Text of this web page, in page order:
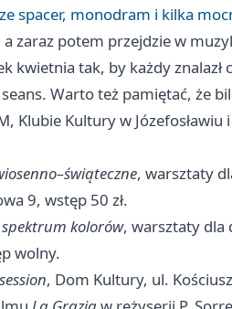
spacer, monodram i kilka
zaraz potem przejdzie w
kwietnia tak, by każdy
Warto też pamiętać, że
Klubie Kultury w Józefosławiu
, warsztaty
9, wstęp 50 zł.
spektrum kolorów, warsztaty dla
wolny.
, Dom Kultury, ul.